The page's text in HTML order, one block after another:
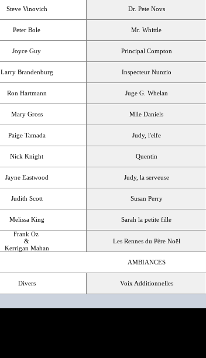
Steve Vinovich Dr. Pete Novs
Peter Bole Mr. Whittle
Joyce Guy Principal Compton
Larry Brandenburg Inspecteur Nunzio
Ron Hartmann Juge G. Whelan
Mary Gross Mlle Daniels
Paige Tamada Judy, l'elfe
Nick Knight Quentin
Jayne Eastwood Judy, la serveuse
Judith Scott Susan Perry
Melissa King Sarah la petite fille
Frank Oz
&
Kerrigan Mahan
Les Rennes du Père Noël
AMBIANCES
Divers Voix Additionnelles